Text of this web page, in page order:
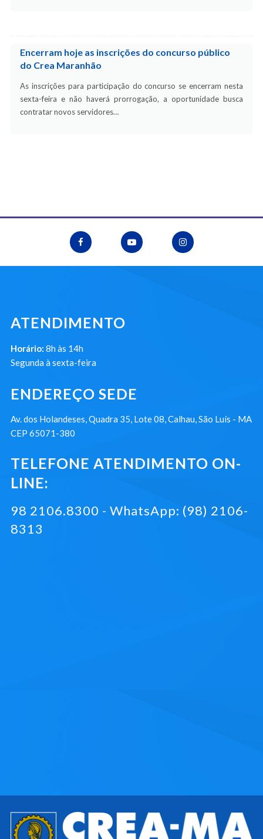
Encerram hoje as inscrições do concurso público
do Crea Maranhão
As inscrições para participação do concurso se encerram nesta
sexta-feira e não haverá prorrogação, a oportunidade busca
contratar novos servidores…
ATENDIMENTO
Horário: 8h às 14h
Segunda à sexta-feira
ENDEREÇO SEDE
Av. dos Holandeses, Quadra 35, Lote 08, Calhau, São Luís - MA
CEP 65071-380
TELEFONE ATENDIMENTO ON-
LINE:
98 2106.8300 - WhatsApp: (98) 2106-
8313